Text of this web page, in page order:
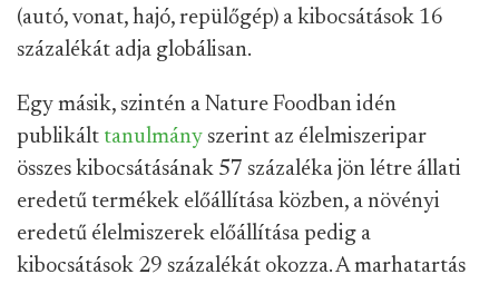
(autó, vonat, hajó, repülőgép) a kibocsátások 16
százalékát adja globálisan.
Egy másik, szintén a Nature Foodban idén
publikált tanulmány szerint az élelmiszeripar
összes kibocsátásának 57 százaléka jön létre állati
eredetű termékek előállítása közben, a növényi
eredetű élelmiszerek előállítása pedig a
kibocsátások 29 százalékát okozza. A marhatartás